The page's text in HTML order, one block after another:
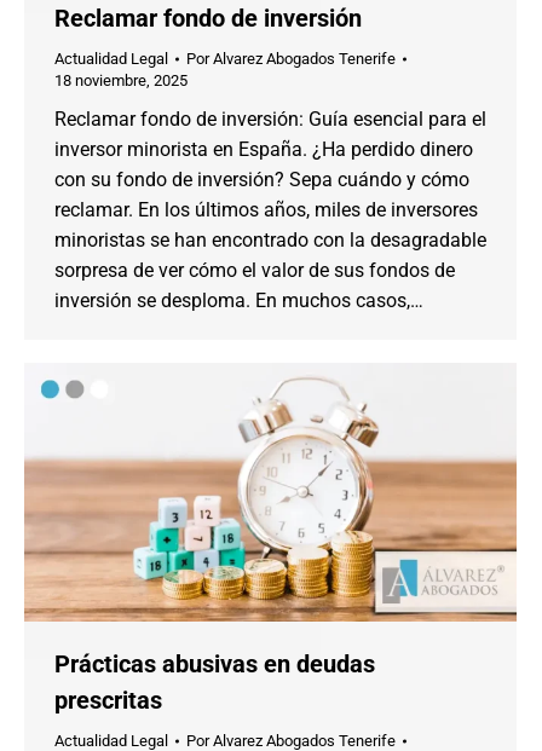
Reclamar fondo de inversión
Actualidad Legal PorAlvarez Abogados Tenerife
18 noviembre, 2025
Reclamar fondo de inversión: Guía esencial para el
inversor minorista en España. ¿Ha perdido dinero
con su fondo de inversión? Sepa cuándo y cómo
reclamar. En los últimos años, miles de inversores
minoristas se han encontrado con la desagradable
sorpresa de ver cómo el valor de sus fondos de
inversión se desploma. En muchos casos,…
Prácticas abusivas en deudas
prescritas
Actualidad Legal PorAlvarez Abogados Tenerife